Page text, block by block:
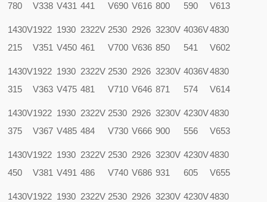
780
V338 V431 441
V690 V616 800
590
V613
1430V
215
1922
V351
1930
V450
2322V
461
2530
V700
2926
V636
3230V
850
4036V
541
4830
V602
1430V
315
1922
V363
1930
V475
2322V
481
2530
V710
2926
V646
3230V
871
4036V
574
4830
V614
1430V
375
1922
V367
1930
V485
2322V
484
2530
V730
2926
V666
3230V
900
4230V
556
4830
V653
1430V
450
1922
V381
1930
V491
2322V
486
2530
V740
2926
V686
3230V
931
4230V
605
4830
V655
1430V1922 1930 2322V 2530 2926 3230V 4230V4830